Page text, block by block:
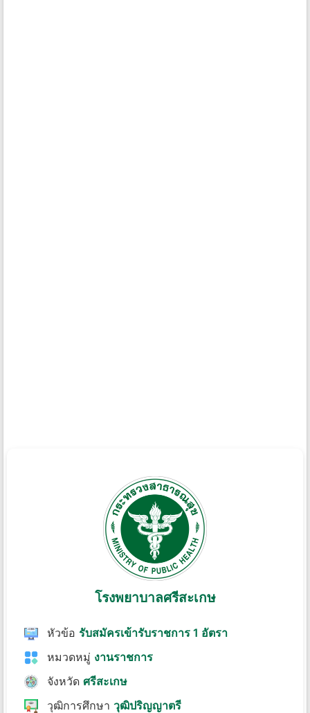
โรงพยาบาลศรีสะเกษ
หัวข้อ รับสมัครเข้ารับราชการ 1 อัตรา
หมวดหมู่ งานราชการ
จังหวัด ศรีสะเกษ
วุฒิการศึกษา วุฒิปริญญาตรี